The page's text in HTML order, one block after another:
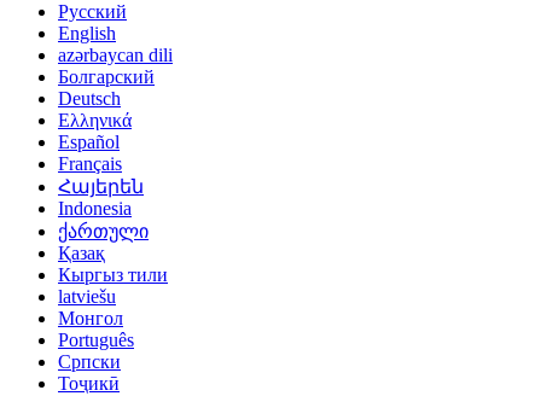
Русский
English
azərbaycan dili
Болгарский
Deutsch
Ελληνικά
Español
Français
Հայերեն
Indonesia
ქართული
Қазақ
Кыргыз тили
latviešu
Монгол
Português
Српски
Тоҷикӣ